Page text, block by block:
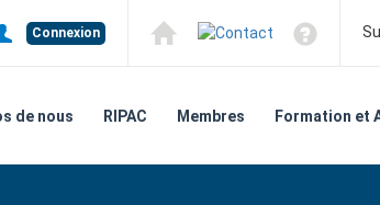
Connexion
de nous RIPAC Membres Formation et